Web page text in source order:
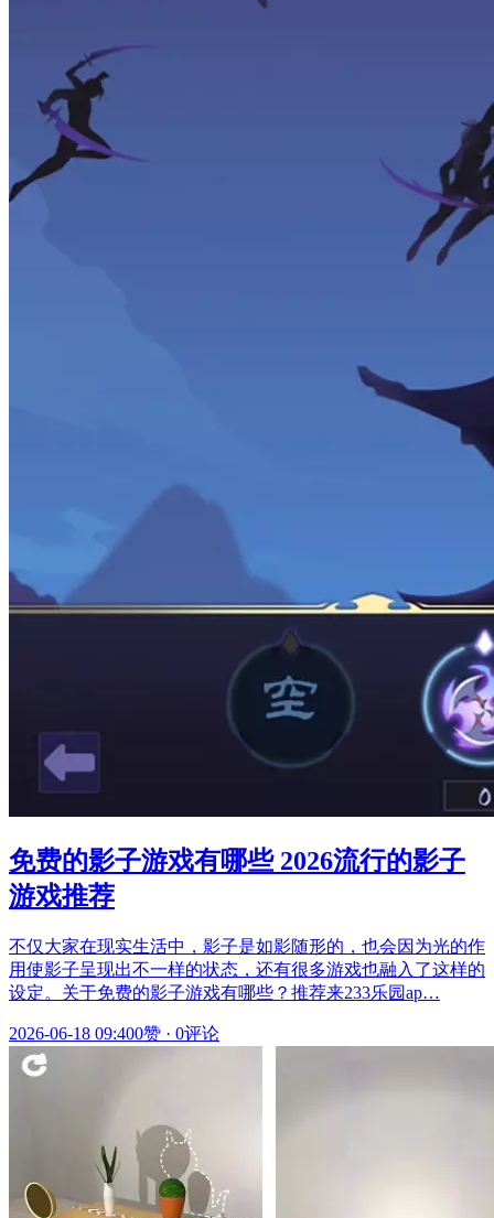
免费的影子游戏有哪些 2026流行的影子
游戏推荐
不仅大家在现实生活中，影子是如影随形的，也会因为光的作
用使影子呈现出不一样的状态，还有很多游戏也融入了这样的
设定。关于免费的影子游戏有哪些？推荐来233乐园ap…
2026-06-18 09:400赞 · 0评论